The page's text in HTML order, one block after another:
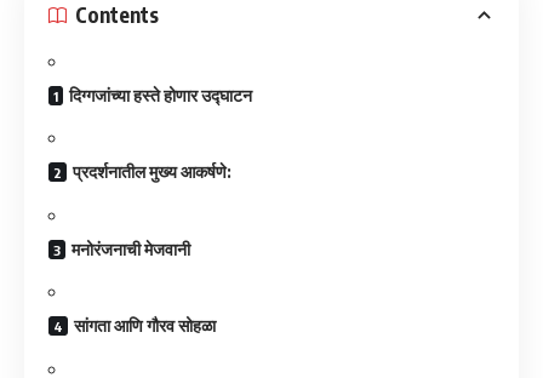
Contents
​दिग्गजांच्या हस्ते होणार उद्घाटन
​प्रदर्शनातील मुख्य आकर्षणे:
​मनोरंजनाची मेजवानी
​सांगता आणि गौरव सोहळा